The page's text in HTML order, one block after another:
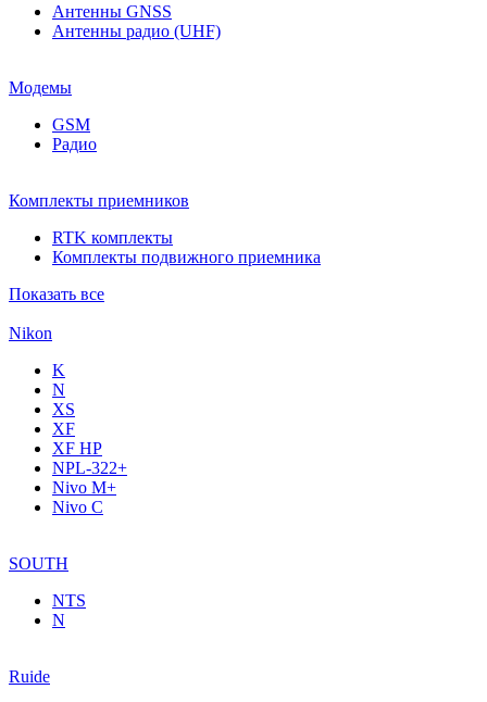
Антенны GNSS
Антенны радио (UHF)
Модемы
GSM
Радио
Комплекты приемников
RTK комплекты
Комплекты подвижного приемника
Показать все
Nikon
K
N
XS
XF
XF НР
NPL-322+
Nivo M+
Nivo C
SOUTH
NTS
N
Ruide